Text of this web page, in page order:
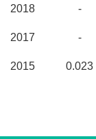
2018
-
2017
-
2015
0.023